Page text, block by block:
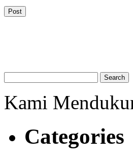
Kami
Categories